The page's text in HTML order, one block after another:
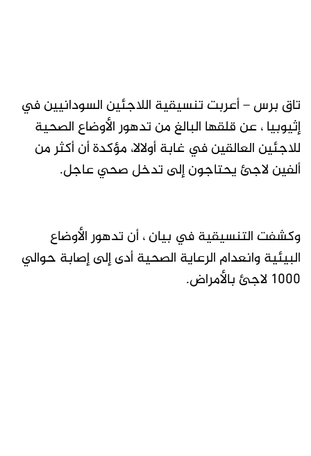
تاق برس – أعربت تنسيقية اللاجئين السودانيين في
إثيوبيا ، عن قلقها البالغ من تدهور الأوضاع الصحية
للاجئين العالقين في غابة أولالا، مؤكدة أن أكثر من
ألفين لاجئ يحتاجون إلى تدخل صحي عاجل.
وكشفت التنسيقية في بيان ، أن تدهور الأوضاع
البيئية وانعدام الرعاية الصحية أدى إلى إصابة حوالي
1000 لاجئ بالأمراض.